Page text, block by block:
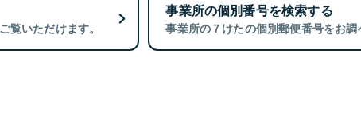
覧いただけます。
事業所の個別番号を検索する
事業所の７けたの個別郵便番号をお調